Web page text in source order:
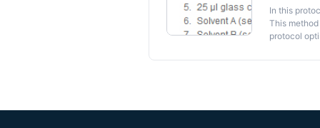
In this
This
protocol